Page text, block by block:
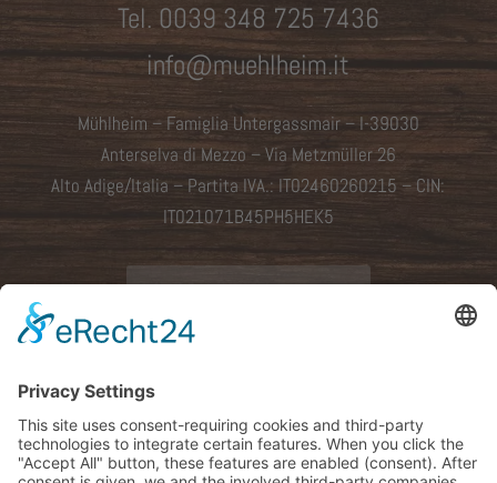
Tel. 0039 348 725 7436
info@muehlheim.it
Mühlheim – Famiglia Untergassmair – I-39030
Anterselva di Mezzo –Via Metzmüller 26
Alto Adige/Italia – Partita IVA.: IT02460260215 – CIN:
IT021071B45PH5HEK5